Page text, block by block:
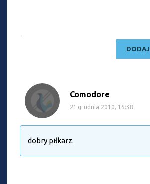
Comodore
21 grudnia 2010, 15:38
dobry piłkarz.